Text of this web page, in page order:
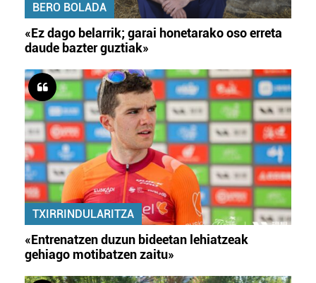
BERO BOLADA
«Ez dago belarrik; garai honetarako oso erreta
daude bazter guztiak»
TXIRRINDULARITZA
«Entrenatzen duzun bideetan lehiatzeak
gehiago motibatzen zaitu»